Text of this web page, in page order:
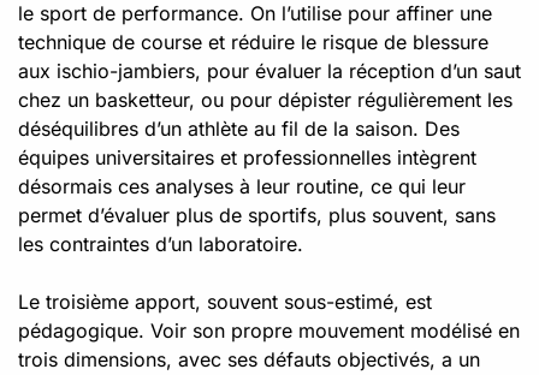
le sport de performance. On l’utilise pour affiner une
technique de course et réduire le risque de blessure
aux ischio-jambiers, pour évaluer la réception d’un saut
chez un basketteur, ou pour dépister régulièrement les
déséquilibres d’un athlète au fil de la saison. Des
équipes universitaires et professionnelles intègrent
désormais ces analyses à leur routine, ce qui leur
permet d’évaluer plus de sportifs, plus souvent, sans
les contraintes d’un laboratoire.
Le troisième apport, souvent sous-estimé, est
pédagogique. Voir son propre mouvement modélisé en
trois dimensions, avec ses défauts objectivés, a un